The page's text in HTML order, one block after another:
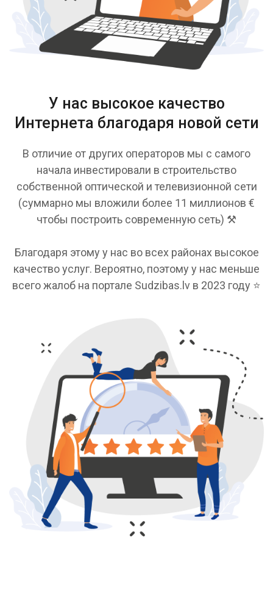
У нас высокое качество
Интернета благодаря новой сети
В отличие от других операторов мы с самого
начала инвестировали в строительство
собственной оптической и телевизионной сети
(суммарно мы вложили более 11 миллионов €
чтобы построить современную сеть) ⚒️
Благодаря этому у нас во всех районах высокое
качество услуг. Вероятно, поэтому у нас меньше
всего жалоб на портале Sudzibas.lv в 2023 году ⭐